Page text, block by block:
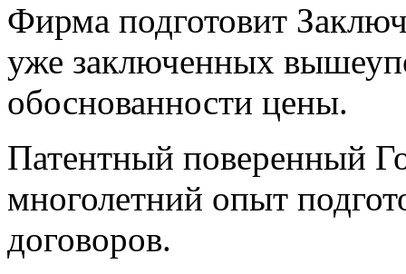
Фирма подготовит
уже заключенных
обоснованности цены.
Патентный поверенный
многолетний опыт
договоров.